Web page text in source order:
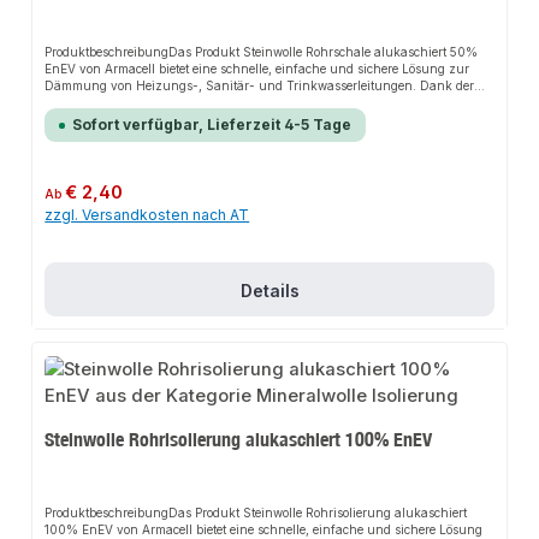
ProduktbeschreibungDas Produkt Steinwolle Rohrschale alukaschiert 50%
EnEV von Armacell bietet eine schnelle, einfache und sichere Lösung zur
Dämmung von Heizungs-, Sanitär- und Trinkwasserleitungen. Dank der
an verschiedene Installationsbereiche an. Das robuste Design und die
einfache Montage machen dieses Produkt zu einer zuverlässigen Wahl für
ArbeitszeitStabile Aluminium-Kaschierung, die sich unauffällig verkleben,
reparieren und formen lässtKein Schwund, keine Alterung oder
Beeinträchtigung durch Hitze oder UV-LichtEinsetzbar bei Rohr-
HeizungsleitungenDämmung von SanitärleitungenDämmung von
Anschluss.
Sofort verfügbar, Lieferzeit 4-5 Tage
Regulärer Preis:
Ab€ 2,40
zzgl. Versandkosten nach AT
Details
Steinwolle Rohrisolierung alukaschiert 100% EnEV
ProduktbeschreibungDas Produkt Steinwolle Rohrisolierung alukaschiert
100% EnEV von Armacell bietet eine schnelle, einfache und sichere Lösung